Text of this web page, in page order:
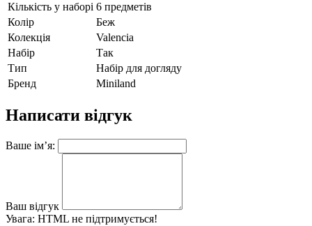
Кількість у наборі 6 предметів
Колір
Беж
Колекція
Valencia
Набір
Так
Тип
Набір для догляду
Бренд
Miniland
Написати відгук
Ваше ім’я:
Ваш відгук
Увага: HTML не підтримується!